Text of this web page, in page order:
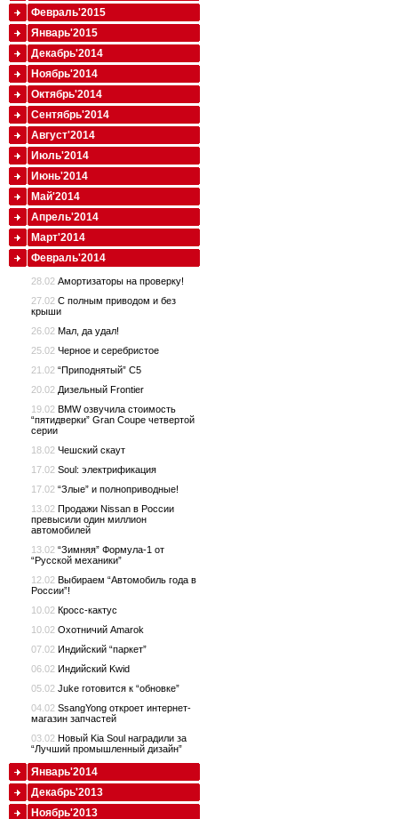
Февраль'2015
Январь'2015
Декабрь'2014
Ноябрь'2014
Октябрь'2014
Сентябрь'2014
Август'2014
Июль'2014
Июнь'2014
Май'2014
Апрель'2014
Март'2014
Февраль'2014
28.02 Амортизаторы на проверку!
27.02 С полным приводом и без
крыши
26.02 Мал, да удал!
25.02 Черное и серебристое
21.02 “Приподнятый” C5
20.02 Дизельный Frontier
19.02 BMW озвучила стоимость
“пятидверки” Gran Coupe четвертой
серии
18.02 Чешский скаут
17.02 Soul: электрификация
17.02 “Злые” и полноприводные!
13.02 Продажи Nissan в России
превысили один миллион
автомобилей
13.02 “Зимняя” Формула-1 от
“Русской механики”
12.02 Выбираем “Автомобиль года в
России”!
10.02 Кросс-кактус
10.02 Охотничий Amarok
07.02 Индийский “паркет”
06.02 Индийский Kwid
05.02 Juke готовится к “обновке”
04.02 SsangYong откроет интернет-
магазин запчастей
03.02 Новый Kia Soul наградили за
“Лучший промышленный дизайн”
Январь'2014
Декабрь'2013
Ноябрь'2013